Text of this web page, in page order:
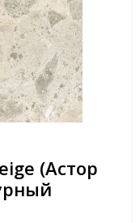
(Астор